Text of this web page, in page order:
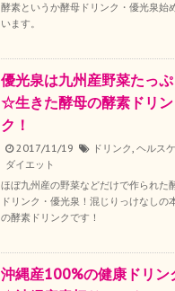
酵素というか酵母ドリンク・優光泉始
います。
優光泉は九州産野菜たっぷ
☆生きた酵母の酵素ドリン
ク！
2017/11/19 ドリンク, ヘルス
ダイエット
ほぼ九州産の野菜などだけで作られた
ドリンク・優光泉！混じりっけなしの
の酵素ドリンクです！
沖縄産100%の健康ドリン